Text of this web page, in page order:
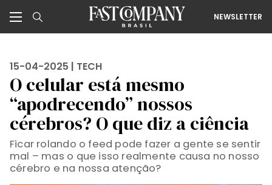
NEWSLETTER
15-04-2025 | TECH
O celular está mesmo
“apodrecendo” nossos
cérebros? O que diz a ciência
Ficar rolando o feed pode fazer a gente se sentir
mal – mas o que isso realmente causa no nosso
cérebro e na nossa atenção?